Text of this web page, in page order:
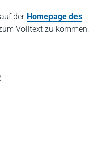
der Homepage des
Volltext zu kommen,